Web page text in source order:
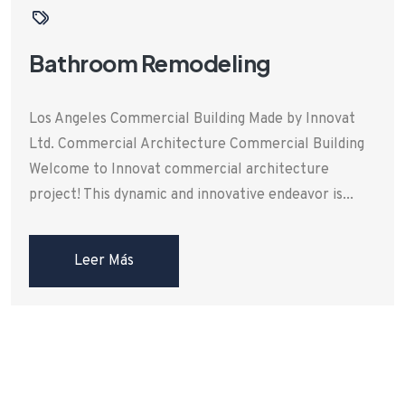
Bathroom Remodeling
Los Angeles Commercial Building Made by Innovat
Ltd. Commercial Architecture Commercial Building
Welcome to Innovat commercial architecture
project! This dynamic and innovative endeavor is...
Leer Más